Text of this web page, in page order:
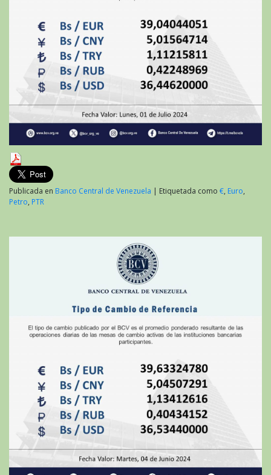
Publicada en Banco Central de Venezuela | Etiquetada como €, Euro,
Petro, PTR